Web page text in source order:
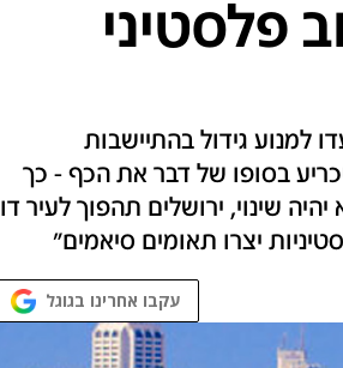
- רוב פלסטיני
למנוע גידול בהתיישבות
בסופו של דבר את הכף - כך
שינוי, ירושלים תהפוך לעיר דו
יצרו תאומים סיאמים"
עקבו אחרינו בגוגל